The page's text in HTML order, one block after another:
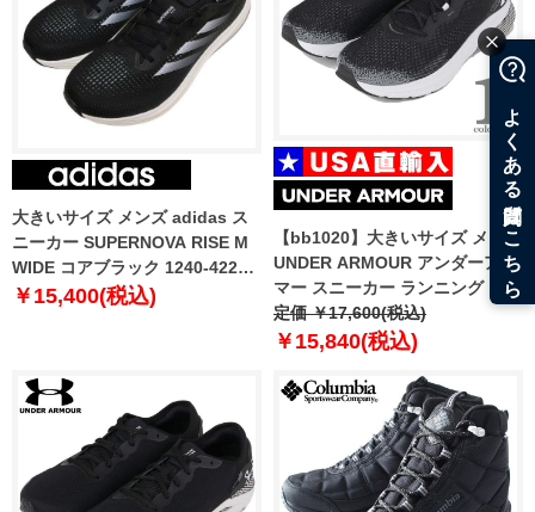
大きいサイズ メンズ adidas ス
ニーカー SUPERNOVA RISE M
WIDE コアブラック 1240-4220-
1 30 31 32
￥15,400(税込)
【bb1020】大きいサイズ メンズ
UNDER ARMOUR アンダーアー
マー スニーカー ランニング シュ
ーズ USA直輸入 3026520
定価 ￥17,600(税込)
￥15,840(税込)